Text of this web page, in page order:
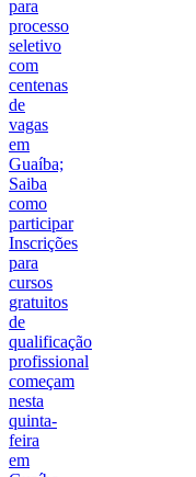
para
processo
seletivo
com
centenas
de
vagas
em
Guaíba;
Saiba
como
participar
Inscrições
para
cursos
gratuitos
de
qualificação
profissional
começam
nesta
quinta-
feira
em